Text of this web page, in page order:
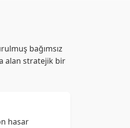
bağımsız
alan stratejik bir
hasar